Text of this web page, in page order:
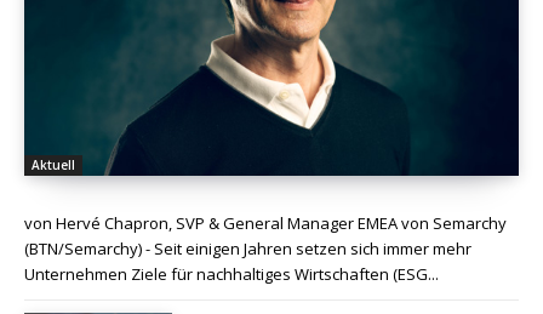
Aktuell
von Hervé Chapron, SVP & General Manager EMEA von Semarchy
(BTN/Semarchy) - Seit einigen Jahren setzen sich immer mehr
Unternehmen Ziele für nachhaltiges Wirtschaften (ESG...